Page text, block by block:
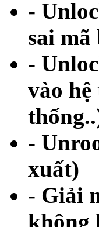
-
sai mã
-
vào
-
xuất)
- Giải
không